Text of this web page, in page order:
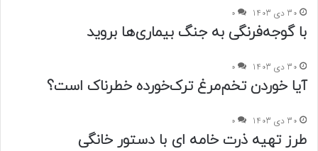
30 دی 1403 0
با گوجه‌فرنگی به جنگ بیماری‌ها بروید
30 دی 1403 0
آیا خوردن تخم‌مرغ ترک‌خورده خطرناک است؟
30 دی 1403 0
طرز تهیه ذرت خامه ای با دستور خانگی